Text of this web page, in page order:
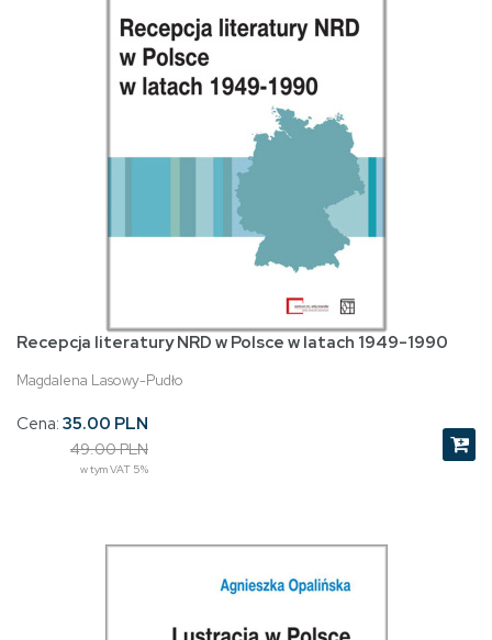
Recepcja literatury NRD w Polsce w latach 1949-1990
Magdalena Lasowy-Pudło
Cena: 35.00 PLN
49.00 PLN
w tym VAT 5%